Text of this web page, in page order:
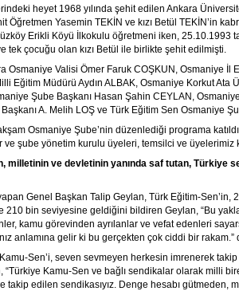
heyet 1968 yılında şehit edilen Ankara
Öğretmen Yasemin TEKİN ve kızı Betül TEKİN’in
Erikli Köyü İlkokulu öğretmeni iken, 25.10.1993
tek çocuğu olan kızı Betül ile birlikte şehit edilmişti.
Osmaniye Valisi Ömer Faruk COŞKUN, Osmaniye İl
Eğitim Müdürü Aydın ALBAK, Osmaniye Korkut Ata
Şube Başkanı Hasan Şahin CEYLAN,
A. Melih LOŞ ve Türk Eğitim Sen Osmaniye
Osmaniye Şube’nin düzenlediği programa
ve şube yönetim kurulu üyeleri, temsilci ve üyelerimiz
milletinin ve devletinin yanında saf tutan, Türkiye
Genel Başkan Talip Geylan, Türk Eğitim-Sen’in,
210 bin seviyesine geldiğini bildiren Geylan, “Bu
kamu görevinden ayrılanlar ve vefat edenleri
anlamına gelir ki bu gerçekten çok ciddi bir rakam.”
Sen’i, seven sevmeyen herkesin imrenerek takip
“Türkiye Kamu-Sen ve bağlı sendikalar olarak milli
takip edilen sendikasıyız. Denge hesabı gütmeden,